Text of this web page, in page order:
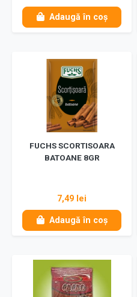
Adaugă în coș
FUCHS SCORTISOARA
BATOANE 8GR
7,49 lei
Adaugă în coș